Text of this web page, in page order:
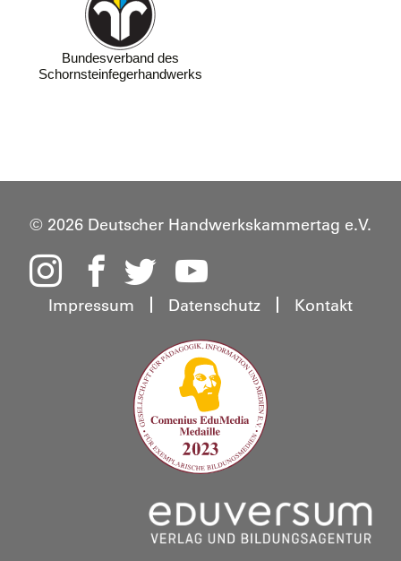
© 2026 Deutscher Handwerkskammertag e.V.
Impressum Datenschutz Kontakt